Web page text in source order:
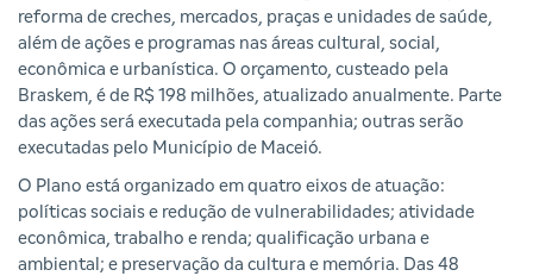
reforma de creches, mercados, praças e unidades de saúde,
além de ações e programas nas áreas cultural, social,
econômica e urbanística. O orçamento, custeado pela
Braskem, é de R$ 198 milhões, atualizado anualmente. Parte
das ações será executada pela companhia; outras serão
executadas pelo Município de Maceió.
O Plano está organizado em quatro eixos de atuação:
políticas sociais e redução de vulnerabilidades; atividade
econômica, trabalho e renda; qualificação urbana e
ambiental; e preservação da cultura e memória. Das 48